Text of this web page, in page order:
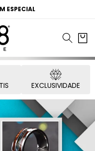
ESPECIAL
EXCLUSIVIDADE